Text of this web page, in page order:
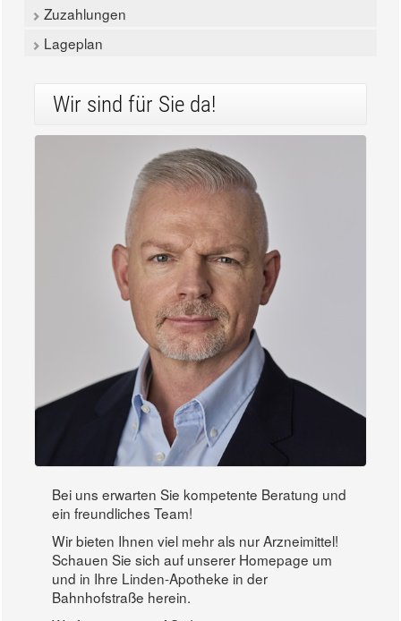
Zuzahlungen
Lageplan
Wir sind für Sie da!
Bei uns erwarten Sie kompetente Beratung und
ein freundliches Team!
Wir bieten Ihnen viel mehr als nur Arzneimittel!
Schauen Sie sich auf unserer Homepage um
und in Ihre Linden-Apotheke in der
Bahnhofstraße herein.